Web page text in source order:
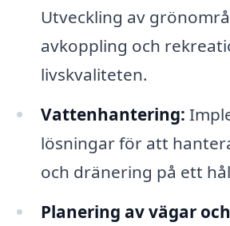
Utveckling av
avkoppling och
livskvaliteten.
Vattenhantering:
lösningar för att
och dränering på ett
Planering av vägar